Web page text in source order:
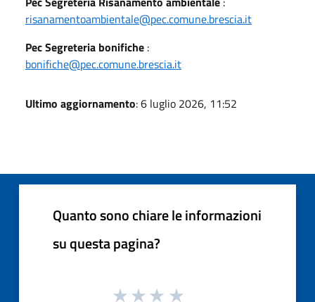
risanamentoambientale@pec.comune.brescia.it
Pec Segreteria bonifiche :
bonifiche@pec.comune.brescia.it
Ultimo aggiornamento: 6 luglio 2026, 11:52
Quanto sono chiare le informazioni
su questa pagina?